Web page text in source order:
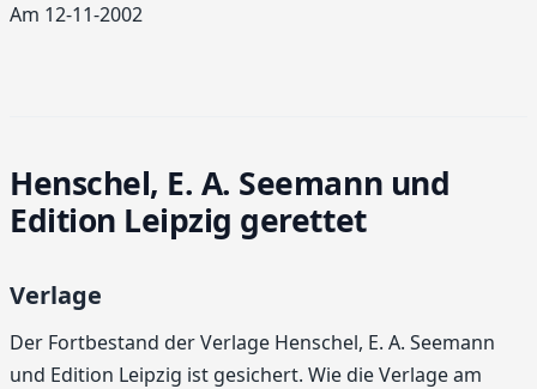
Am 12-11-2002
Henschel, E. A. Seemann und
Edition Leipzig gerettet
Verlage
Der Fortbestand der Verlage Henschel, E. A. Seemann
und Edition Leipzig ist gesichert. Wie die Verlage am